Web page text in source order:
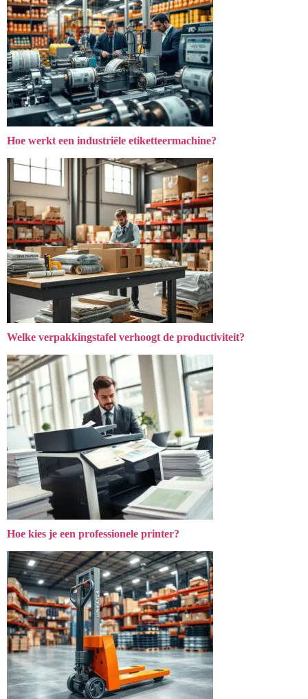
Hoe werkt een industriële etiketteermachine?
Welke verpakkingstafel verhoogt de productiviteit?
Hoe kies je een professionele printer?